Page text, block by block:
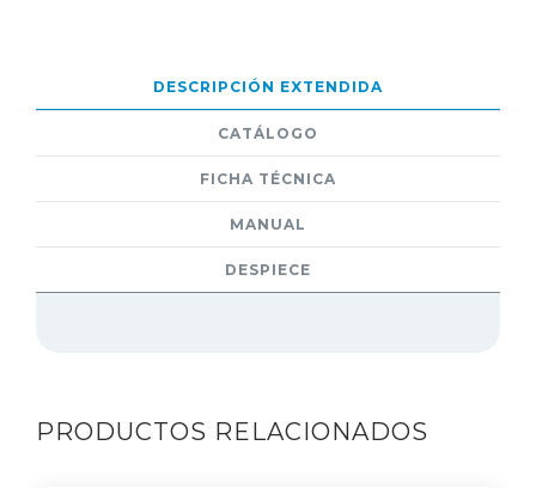
DESCRIPCIÓN EXTENDIDA
CATÁLOGO
FICHA TÉCNICA
MANUAL
DESPIECE
PRODUCTOS RELACIONADOS